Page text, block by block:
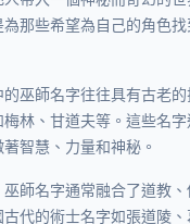
為那些希望為自己的角色
巫師名字往往具有古老
林、甘道夫等。這些名
智慧、力量和神秘。
師名字通常融合了道教
代的術士名字如張道陵